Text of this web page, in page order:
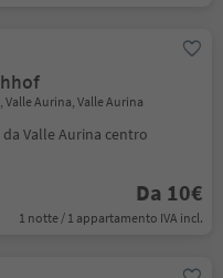
Valle Aurina, Valle Aurina
da Valle Aurina centro
Da 10€
1 notte / 1 appartamento IVA incl.